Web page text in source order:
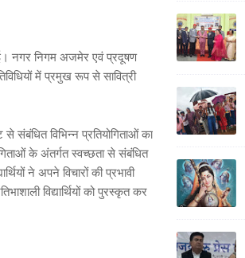
नगर निगम अजमेर एवं प्रदूषण
में प्रमुख रूप से सावित्री
संबंधित विभिन्न प्रतियोगिताओं का
के अंतर्गत स्वच्छता से संबंधित
ने अपने विचारों की प्रभावी
विद्यार्थियों को पुरस्कृत कर